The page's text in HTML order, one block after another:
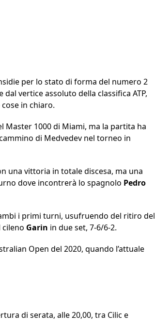
per lo stato di forma del numero 2
vertice assoluto della classifica ATP,
in chiaro.
Master 1000 di Miami, ma la partita ha
di Medvedev nel torneo in
una vittoria in totale discesa, ma una
dove incontrerà lo spagnolo Pedro
i primi turni, usufruendo del ritiro del
Garin in due set, 7-6/6-2.
Open del 2020, quando l’attuale
di serata, alle 20,00, tra Cilic e